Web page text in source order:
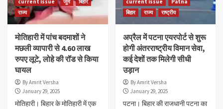
राज्य
मोतिहारी में पांच बदमाशों ने
मछली व्यापारी से 4.60 लाख
रुपए लूटे, लोहे की रॉड से किया
घायल
By Amrit Versha
January 29, 2025
मोतिहारी। बिहार के मोतिहारी में एक
बिहार
राज्य राष्ट्रीय
अप्रैल में पटना एयरपोर्ट से शुरू
होगी अंतरराष्ट्रीय विमान सेवा,
कई देशों तक मिलेगी सीधी
उड़ान
By Amrit Versha
January 29, 2025
पटना। बिहार की राजधानी पटना का